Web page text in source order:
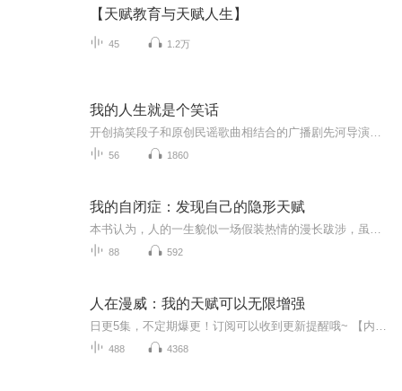
【天赋教育与天赋人生】
45 1.2万
我的人生就是个笑话
56 1860
我的自闭症：发现自己的隐形天赋
88 592
人在漫威：我的天赋可以无限增强
488 4368